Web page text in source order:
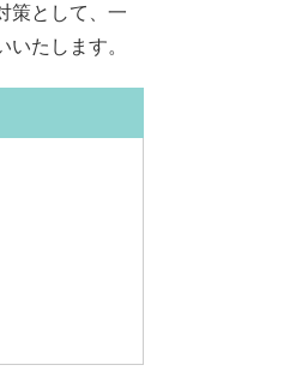
策として、一
たします。